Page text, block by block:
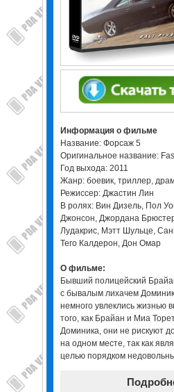
Информация о фильме
Название: Форсаж 5
Оригинальное название:
Год выхода: 2011
Жанр: боевик, триллер,
Режиссер: Джастин Лин
В ролях: Вин Дизель, Пол
Джонсон, Джордана
Лудакрис, Мэтт Шульце,
Тего Калдерон, Дон Омар
О фильме:
Бывший полицейский
с бывалым лихачем
немного увлеклись жизнью
того, как Брайан и Миа
Доминика, они не рискуют
на одном месте, так как
целью порядком